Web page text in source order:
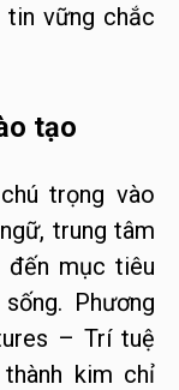
vững chắc
tạo
trọng vào
trung tâm
đến mục tiêu
Phương
– Trí tuệ
kim chỉ